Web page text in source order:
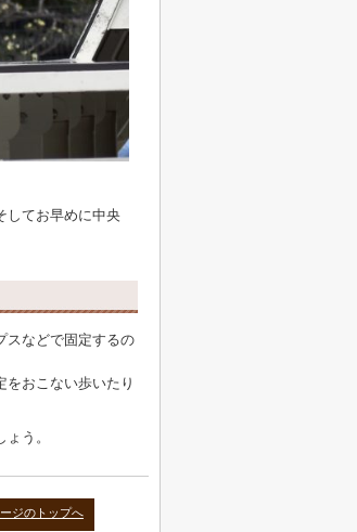
してお早めに中央
スなどで固定するの
おこない歩いたり
う。
ジのトップへ